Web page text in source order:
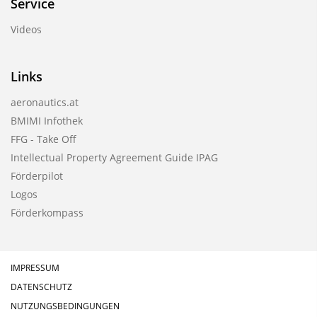
Service
Videos
Links
aeronautics.at
BMIMI Infothek
FFG - Take Off
Intellectual Property Agreement Guide IPAG
Förderpilot
Logos
Förderkompass
IMPRESSUM
DATENSCHUTZ
NUTZUNGSBEDINGUNGEN